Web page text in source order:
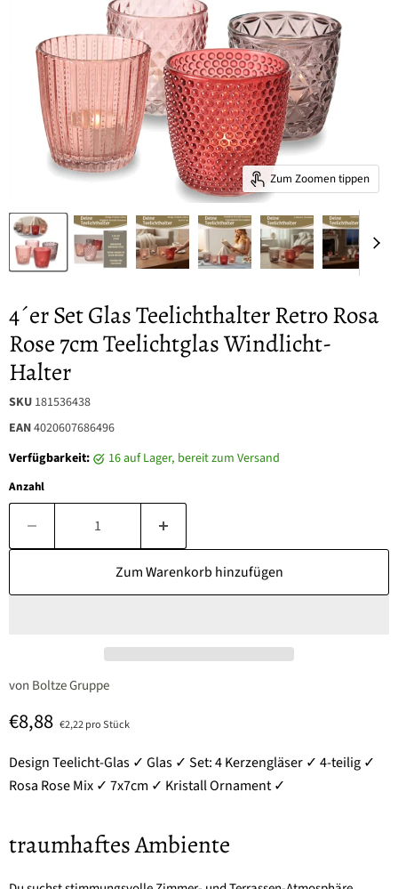
Zum Zoomen tippen
4´er Set Glas Teelichthalter Retro Rosa
Rose 7cm Teelichtglas Windlicht-
Halter
SKU 181536438
EAN4020607686496
Verfügbarkeit:
16 auf Lager, bereit zum Versand
Anzahl
Zum Warenkorb hinzufügen
von Boltze Gruppe
Aktueller Preis
€8,88 €2,22 pro Stück
Design Teelicht-Glas ✓ Glas ✓ Set: 4 Kerzengläser ✓ 4-teilig ✓
Rosa Rose Mix ✓ 7x7cm ✓ Kristall Ornament ✓
traumhaftes Ambiente